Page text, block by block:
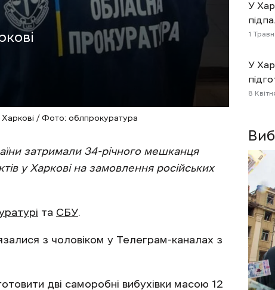
Харкові / Фото: облпрокуратура
затримали 34-річного мешканця
у Харкові на замовлення російських
та СБУ.
з чоловіком у Телеграм-каналах з
дві саморобні вибухівки масою 12
У
1
У
8